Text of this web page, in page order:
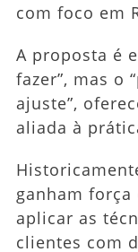
com foco em
A proposta é
fazer”, mas o
ajuste”,
aliada à
ganham
aplicar as
clientes com